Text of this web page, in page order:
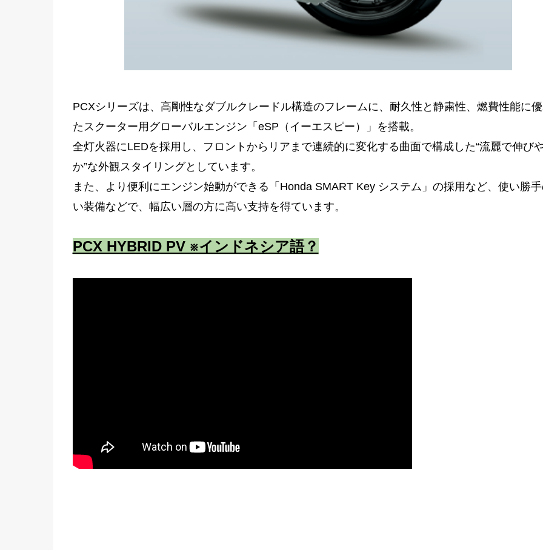
PCXシリーズは、高剛性なダブルクレードル構造のフレームに、耐久性と静粛性、燃費性能に
たスクーター用グローバルエンジン「eSP（イーエスピー）」を搭載。
全灯火器にLEDを採用し、フロントからリアまで連続的に変化する曲面で構成した“流麗で伸び
か”な外観スタイリングとしています。
また、より便利にエンジン始動ができる「Honda SMART Key システム」の採用など、使い勝
い装備などで、幅広い層の方に高い支持を得ています。
PCX HYBRID PV ※インドネシア語？